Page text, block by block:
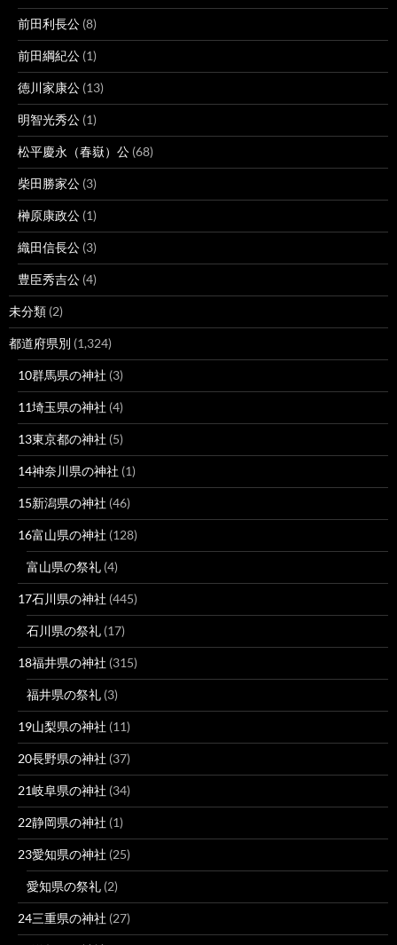
前田利長公 (8)
前田綱紀公 (1)
徳川家康公 (13)
明智光秀公 (1)
松平慶永（春嶽）公 (68)
柴田勝家公 (3)
榊原康政公 (1)
織田信長公 (3)
豊臣秀吉公 (4)
未分類 (2)
都道府県別 (1,324)
10群馬県の神社 (3)
11埼玉県の神社 (4)
13東京都の神社 (5)
14神奈川県の神社 (1)
15新潟県の神社 (46)
16富山県の神社 (128)
富山県の祭礼 (4)
17石川県の神社 (445)
石川県の祭礼 (17)
18福井県の神社 (315)
福井県の祭礼 (3)
19山梨県の神社 (11)
20長野県の神社 (37)
21岐阜県の神社 (34)
22静岡県の神社 (1)
23愛知県の神社 (25)
愛知県の祭礼 (2)
24三重県の神社 (27)